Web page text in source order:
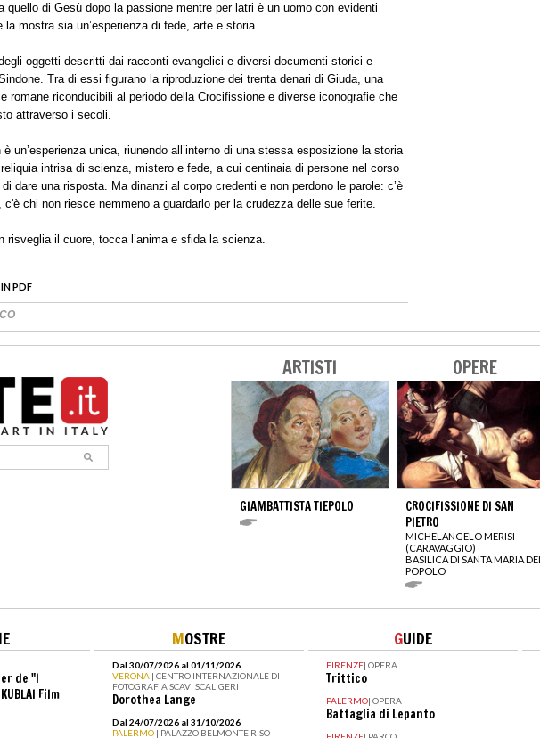
quello di Gesù dopo la passione mentre per latri è un uomo con evidenti
mostra sia un’esperienza di fede, arte e storia.
oggetti descritti dai racconti evangelici e diversi documenti storici e
Tra di essi figurano la riproduzione dei trenta denari di Giuda, una
romane riconducibili al periodo della Crocifissione e diverse iconografie che
attraverso i secoli.
un’esperienza unica, riunendo all’interno di una stessa esposizione la storia
intrisa di scienza, mistero e fede, a cui centinaia di persone nel corso
dare una risposta. Ma dinanzi al corpo credenti e non perdono le parole: c’è
chi non riesce nemmeno a guardarlo per la crudezza delle sue ferite.
risveglia il cuore, tocca l’anima e sfida la scienza.
PDF
ARTISTI
GIAMBATTISTA TIEPOLO
OPERE
CROCIFISSIONE DI SAN
PIETRO
MICHELANGELO MERISI
(CARAVAGGIO)
BASILICA DI SANTA MARIA DEL
POPOLO
de "I
Film
MOSTRE
Dal 30/07/2026 al 01/11/2026
VERONA | CENTRO INTERNAZIONALE DI
FOTOGRAFIA SCAVI SCALIGERI
Dorothea Lange
Dal 24/07/2026 al 31/10/2026
PALERMO | PALAZZO BELMONTE RISO -
GUIDE
FIRENZE| OPERA
Trittico
PALERMO| OPERA
Battaglia di Lepanto